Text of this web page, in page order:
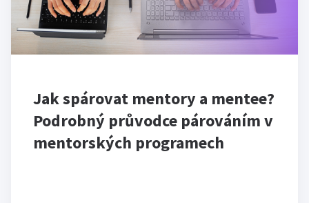
Jak spárovat mentory a mentee?
Podrobný průvodce párováním v
mentorských programech